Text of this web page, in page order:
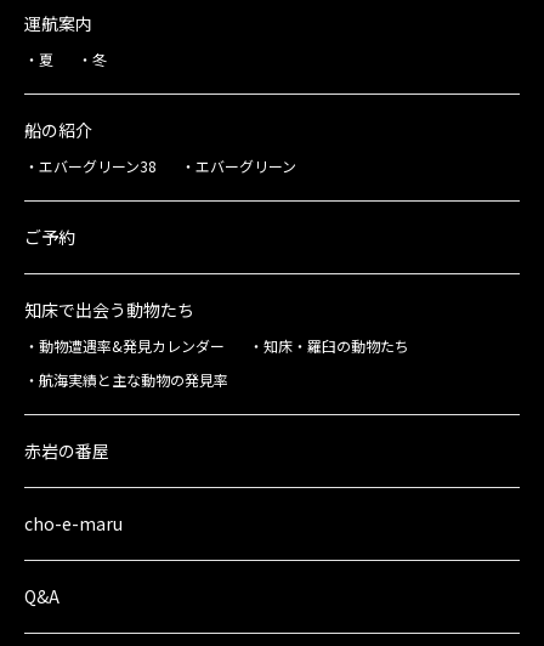
運航案内
夏 冬
船の紹介
エバーグリーン38 エバーグリーン
ご予約
知床で出会う動物たち
動物遭遇率&発見カレンダー
知床・羅臼の動物たち
航海実績と主な動物の発見率
赤岩の番屋
cho-e-maru
Q&A